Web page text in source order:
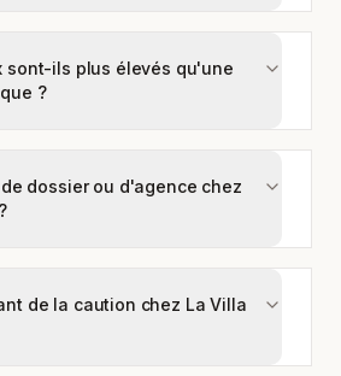
sont-ils plus élevés qu'une
?
dossier ou d'agence chez
de la caution chez La Villa